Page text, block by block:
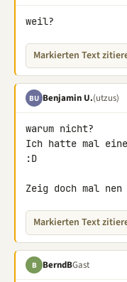
weil?
Markierten Text
BU Benjamin U.(utzus)
warum nicht?
Ich hatte mal
:D
Zeig doch mal
Markierten Text
B BerndBGast